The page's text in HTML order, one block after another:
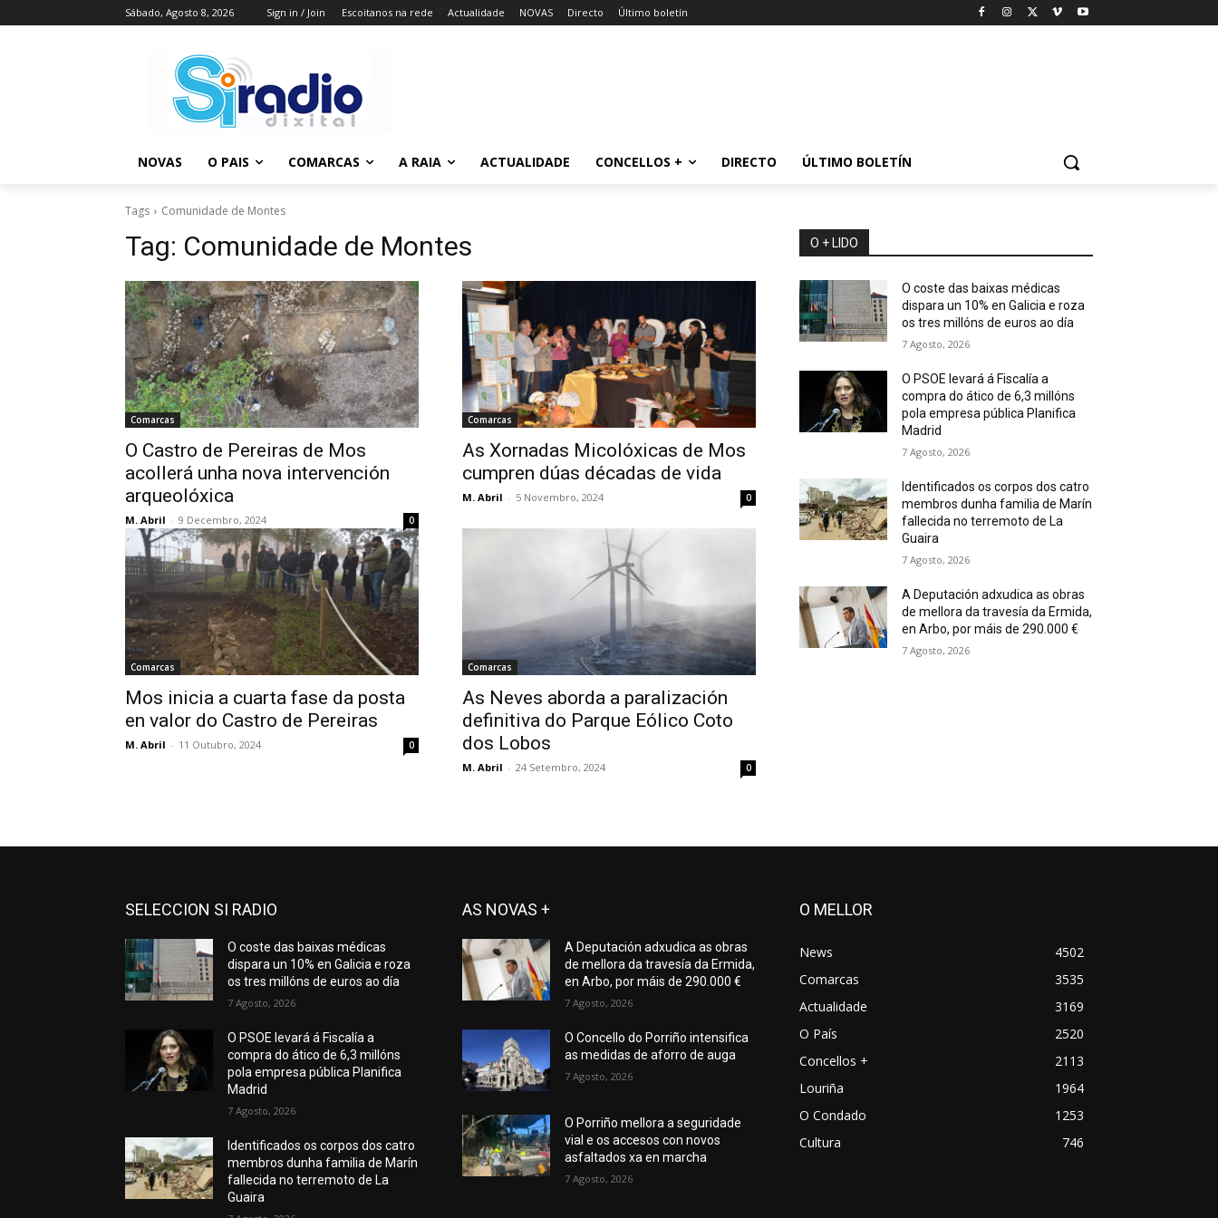
Sábado, Agosto 8, 2026 Sign in / Join Escoitanos na rede Actualidade NOVAS Directo Último boletín
NOVAS O PAIS COMARCAS A RAIA ACTUALIDADE CONCELLOS + DIRECTO ÚLTIMO BOLETÍN
Tags Comunidade de Montes
Tag: Comunidade de Montes
Comarcas
O Castro de Pereiras de Mos
acollerá unha nova intervención
arqueolóxica
M. Abril - 9 Decembro, 2024 0
Comarcas
As Xornadas Micolóxicas de Mos
cumpren dúas décadas de vida
M. Abril - 5 Novembro, 2024 0
Comarcas
Mos inicia a cuarta fase da posta
en valor do Castro de Pereiras
M. Abril - 11 Outubro, 2024 0
Comarcas
As Neves aborda a paralización
definitiva do Parque Eólico Coto
dos Lobos
M. Abril - 24 Setembro, 2024 0
O + LIDO
O coste das baixas médicas
dispara un 10% en Galicia e roza
os tres millóns de euros ao día
7 Agosto, 2026
O PSOE levará á Fiscalía a
compra do ático de 6,3 millóns
pola empresa pública Planifica
Madrid
7 Agosto, 2026
Identificados os corpos dos catro
membros dunha familia de Marín
fallecida no terremoto de La
Guaira
7 Agosto, 2026
A Deputación adxudica as obras
de mellora da travesía da Ermida,
en Arbo, por máis de 290.000 €
7 Agosto, 2026
SELECCION SI RADIO
O coste das baixas médicas
dispara un 10% en Galicia e roza
os tres millóns de euros ao día
7 Agosto, 2026
O PSOE levará á Fiscalía a
compra do ático de 6,3 millóns
pola empresa pública Planifica
Madrid
7 Agosto, 2026
Identificados os corpos dos catro
membros dunha familia de Marín
fallecida no terremoto de La
Guaira
AS NOVAS +
A Deputación adxudica as obras
de mellora da travesía da Ermida,
en Arbo, por máis de 290.000 €
7 Agosto, 2026
O Concello do Porriño intensifica
as medidas de aforro de auga
7 Agosto, 2026
O Porriño mellora a seguridade
vial e os accesos con novos
asfaltados xa en marcha
7 Agosto, 2026
O MELLOR
News
4502
Comarcas
3535
Actualidade
3169
O País
2520
Concellos +
2113
Louriña
1964
O Condado
1253
Cultura
746